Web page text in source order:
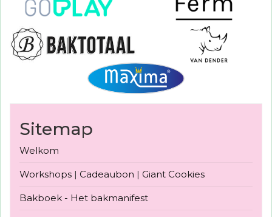
Sitemap
Welkom
Workshops | Cadeaubon | Giant Cookies
Bakboek - Het bakmanifest